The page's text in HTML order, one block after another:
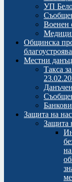
УП
Военен
Общинска
Местни
Такса
Защита на
Защита